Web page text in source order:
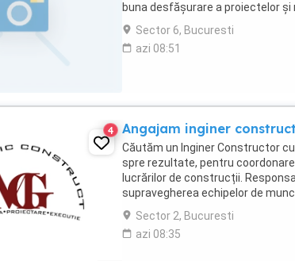
buna desfășurare a proiectelor
Responsabilități: Planificarea,
Sector 6, Bucuresti
azi 08:51
4 Angajam inginer
Căutăm un Inginer Constructor
spre rezultate, pentru
lucrărilor de construcții.
supravegherea echipelor de
urmărirea execuției lucrărilor
Sector 2, Bucuresti
azi 08:35